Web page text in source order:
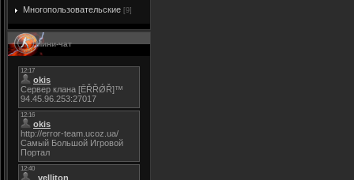
Многопользовательские [9]
Мини-чат